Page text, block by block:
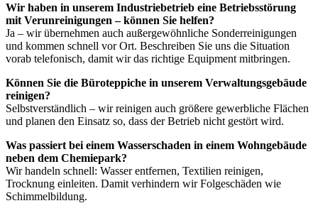
Wir haben in unserem Industriebetrieb eine Betriebsstörung
mit Verunreinigungen – können Sie helfen?
Ja – wir übernehmen auch außergewöhnliche Sonderreinigungen
und kommen schnell vor Ort. Beschreiben Sie uns die Situation
vorab telefonisch, damit wir das richtige Equipment mitbringen.
Können Sie die Büroteppiche in unserem Verwaltungsgebäude
reinigen?
Selbstverständlich – wir reinigen auch größere gewerbliche Flächen
und planen den Einsatz so, dass der Betrieb nicht gestört wird.
Was passiert bei einem Wasserschaden in einem Wohngebäude
neben dem Chemiepark?
Wir handeln schnell: Wasser entfernen, Textilien reinigen,
Trocknung einleiten. Damit verhindern wir Folgeschäden wie
Schimmelbildung.